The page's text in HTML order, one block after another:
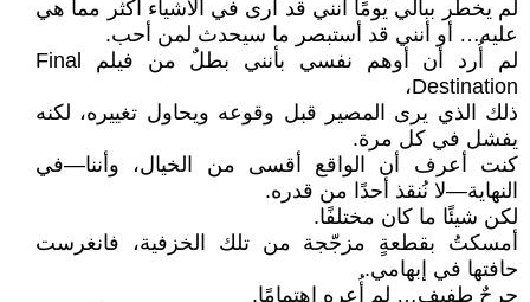
لم يخطر ببالي يومًا أنني قد أرى في الأشياء أكثر مما هي
عليه… أو أنني قد أستبصر ما سيحدث لمن أحب.
لم أُرد أن أوهم نفسي بأنني بطلٌ من فيلم Final
Destination،
ذلك الذي يرى المصير قبل وقوعه ويحاول تغييره، لكنه
يفشل في كل مرة.
كنت أعرف أن الواقع أقسى من الخيال، وأننا—في
النهاية—لا نُنقذ أحدًا من قدره.
لكن شيئًا ما كان مختلفًا.
أمسكتُ بقطعةٍ مزجّجة من تلك الخزفية، فانغرست
حافتها في إبهامي.
جرحٌ طفيف… لم أُعره اهتمامًا.